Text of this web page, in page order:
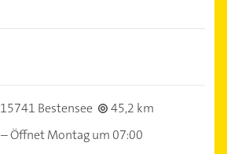
15741 Bestensee
45,2 km
–Öffnet Montag um 07:00